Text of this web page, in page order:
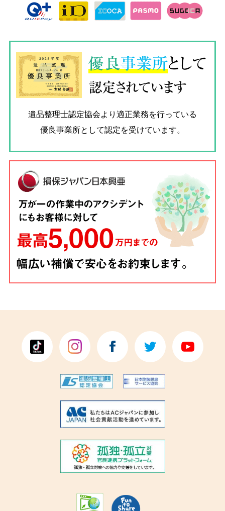
優良事業所として
認定されています
遺品整理士認定協会より適正業務を行っている
優良事業所として認定を受けています。